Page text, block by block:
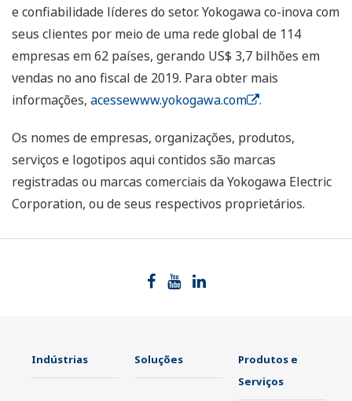
e confiabilidade líderes do setor. Yokogawa co-inova com
seus clientes por meio de uma rede global de 114
empresas em 62 países, gerando US$ 3,7 bilhões em
vendas no ano fiscal de 2019. Para obter mais
informações, acessewww.yokogawa.com .
Os nomes de empresas, organizações, produtos,
serviços e logotipos aqui contidos são marcas
registradas ou marcas comerciais da Yokogawa Electric
Corporation, ou de seus respectivos proprietários.
Indústrias Soluções
Produtos e
Serviços